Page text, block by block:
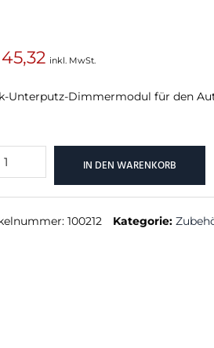
inkl. MwSt.
Unterputz-Dimmermodul für den
IN DEN WARENKORB
100212 Kategorie: